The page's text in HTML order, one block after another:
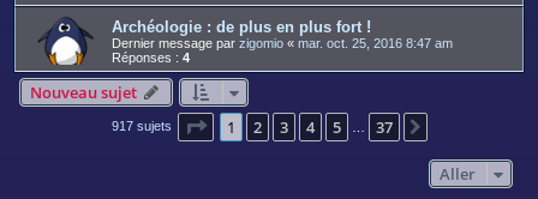
Archéologie : de plus en plus fort !
Dernier message par zigomio « mar. oct. 25, 2016 8:47 am
Réponses : 4
Nouveau sujet
917 sujets Page 1sur37
1 2 3 4 5 37
Aller